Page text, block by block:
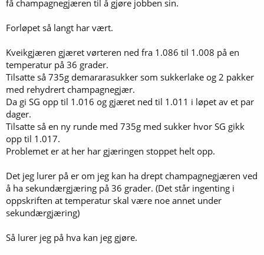
få champagnegjæren til å gjøre jobben sin.
Forløpet så langt har vært.
Kveikgjæren gjæret vørteren ned fra 1.086 til 1.008 på en
temperatur på 36 grader.
Tilsatte så 735g demararasukker som sukkerlake og 2 pakker
med rehydrert champagnegjær.
Da gi SG opp til 1.016 og gjæret ned til 1.011 i løpet av et par
dager.
Tilsatte så en ny runde med 735g med sukker hvor SG gikk
opp til 1.017.
Problemet er at her har gjæringen stoppet helt opp.
Det jeg lurer på er om jeg kan ha drept champagnegjæren ved
å ha sekundærgjæring på 36 grader. (Det står ingenting i
oppskriften at temperatur skal være noe annet under
sekundærgjæring)
Så lurer jeg på hva kan jeg gjøre.